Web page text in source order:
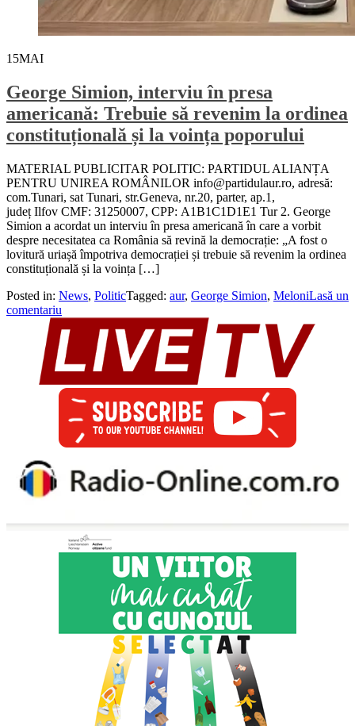
15MAI
George Simion, interviu în presa
americană: Trebuie să revenim la ordinea
constituțională și la voința poporului
MATERIAL PUBLICITAR POLITIC: PARTIDUL ALIANȚA
PENTRU UNIREA ROMÂNILOR info@partidulaur.ro, adresă:
com.Tunari, sat Tunari, str.Geneva, nr.20, parter, ap.1,
județ Ilfov CMF: 31250007, CPP: A1B1C1D1E1 Tur 2. George
Simion a acordat un interviu în presa americană în care a vorbit
despre necesitatea ca România să revină la democrație: „A fost o
lovitură uriașă împotriva democrației și trebuie să revenim la ordinea
constituțională și la voința […]
Posted in: News, PoliticTagged: aur, George Simion, MeloniLasă un
comentariu